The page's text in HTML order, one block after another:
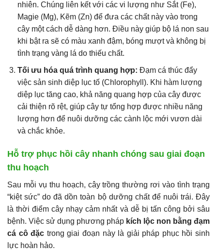
nhiên. Chúng liên kết với các vi lượng như Sắt (Fe),
Magie (Mg), Kẽm (Zn) để đưa các chất này vào trong
cây một cách dễ dàng hơn. Điều này giúp bộ lá non sau
khi bật ra sẽ có màu xanh đậm, bóng mượt và không bị
tình trạng vàng lá do thiếu chất.
Tối ưu hóa quá trình quang hợp: Đạm cá thúc đẩy
việc sản sinh diệp lục tố (Chlorophyll). Khi hàm lượng
diệp lục tăng cao, khả năng quang hợp của cây được
cải thiện rõ rệt, giúp cây tự tổng hợp được nhiều năng
lượng hơn để nuôi dưỡng các cành lộc mới vươn dài
và chắc khỏe.
Hỗ trợ phục hồi cây nhanh chóng sau giai đoạn
thu hoạch
Sau mỗi vụ thu hoạch, cây trồng thường rơi vào tình trạng
“kiệt sức” do đã dồn toàn bộ dưỡng chất để nuôi trái. Đây
là thời điểm cây nhạy cảm nhất và dễ bị tấn công bởi sâu
bệnh. Việc sử dụng phương pháp kích lộc non bằng đạm
cá cô đặc trong giai đoạn này là giải pháp phục hồi sinh
lực hoàn hảo.